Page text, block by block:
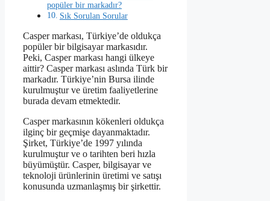
popüler bir markadır?
Sık Sorulan Sorular
Casper markası, Türkiye’de oldukça
popüler bir bilgisayar markasıdır.
Peki, Casper markası hangi ülkeye
aittir? Casper markası aslında Türk bir
markadır. Türkiye’nin Bursa ilinde
kurulmuştur ve üretim faaliyetlerine
burada devam etmektedir.
Casper markasının kökenleri oldukça
ilginç bir geçmişe dayanmaktadır.
Şirket, Türkiye’de 1997 yılında
kurulmuştur ve o tarihten beri hızla
büyümüştür. Casper, bilgisayar ve
teknoloji ürünlerinin üretimi ve satışı
konusunda uzmanlaşmış bir şirkettir.